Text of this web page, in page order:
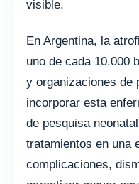
visible.
En Argentina, la
uno de cada 10.000
y organizaciones de
incorporar esta
de pesquisa
tratamientos en una
complicaciones,